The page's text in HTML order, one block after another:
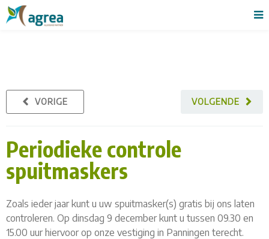
VOLGENDE
VORIGE
Periodieke controle
spuitmaskers
Zoals ieder jaar kunt u uw spuitmasker(s) gratis bij ons laten
controleren. Op dinsdag 9 december kunt u tussen 09.30 en
15.00 uur hiervoor op onze vestiging in Panningen terecht.